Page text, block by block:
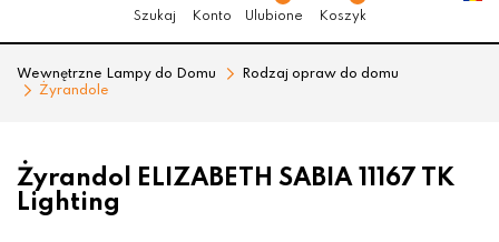
Szukaj Konto Ulubione Koszyk
Wewnętrzne Lampy do Domu
Rodzaj opraw do domu
Żyrandole
Żyrandol ELIZABETH SABIA 11167 TK
Lighting